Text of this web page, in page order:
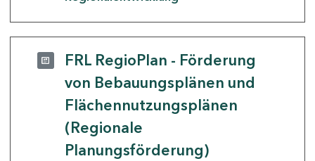
FRL RegioPlan - Förderung
von Bebauungsplänen und
Flächennutzungsplänen
(Regionale
Planungsförderung)